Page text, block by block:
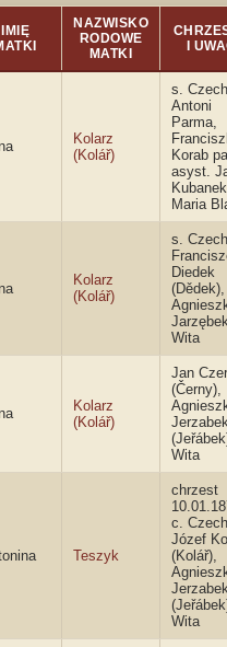
IMIĘ
NAZWISKO
RODOWE
MATKI
I
Kolarz
(Kolář)
s.
Antoni
Parma,
Korab
asyst.
Maria
Kolarz
(Kolář)
s.
Diedek
(Dědek),
Wita
Kolarz
(Kolář)
Jan
(Černy),
Wita
Teszyk
chrzest
c.
Józef
(Kolář),
Wita